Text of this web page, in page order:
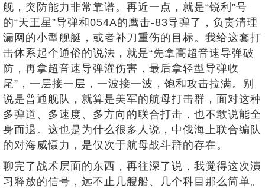
舰，突防能力非常靠谱。再近一点，就是“锐利”号
的“天王星”导弹和054A的鹰击-83导弹了，负责清理
漏网的小型舰艇，或者补刀重伤的目标。我给这套打
击体系起个通俗的说法，就是“先拿高超音速导弹破
防，再拿超音速导弹灌伤害，最后拿轻型导弹收
尾”，一层接一层，一波接一波，饱和攻击拉满。别
说是普通舰队，就算是美军的航母打击群，面对这种
多弹道、多速度、多方向的联合打击，也不敢说能全
身而退。这也是为什么很多人说，中俄海上联合编队
的对海威慑力，是仅次于航母战斗群的存在。
聊完了战术层面的东西，再往深了说，我觉得这次演
习释放的信号，远不止几艘船、几个科目那么简单。